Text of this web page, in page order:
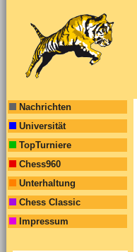
Nachrichten
Universität
TopTurniere
Chess960
Unterhaltung
Chess Classic
Impressum